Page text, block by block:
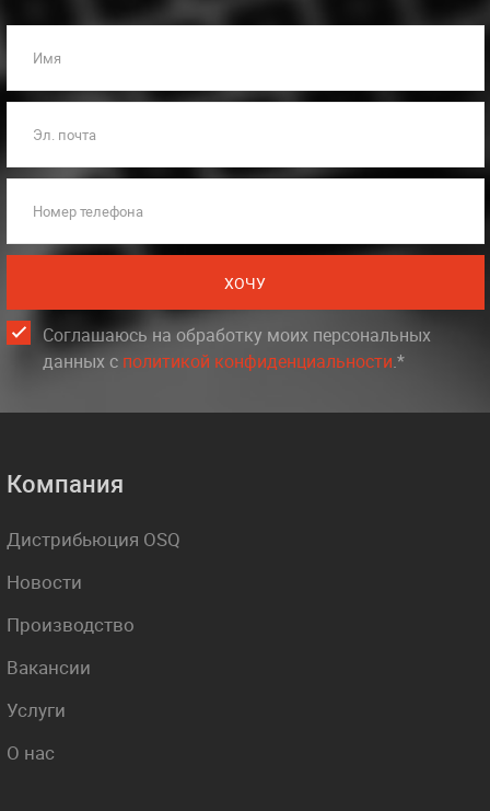
Имя
Эл. почта
Номер телефона
ХОЧУ
Соглашаюсь на обработку моих персональных
данных c политикой конфиденциальности.*
Компания
Дистрибьюция OSQ
Новости
Производство
Вакансии
Услуги
О нас